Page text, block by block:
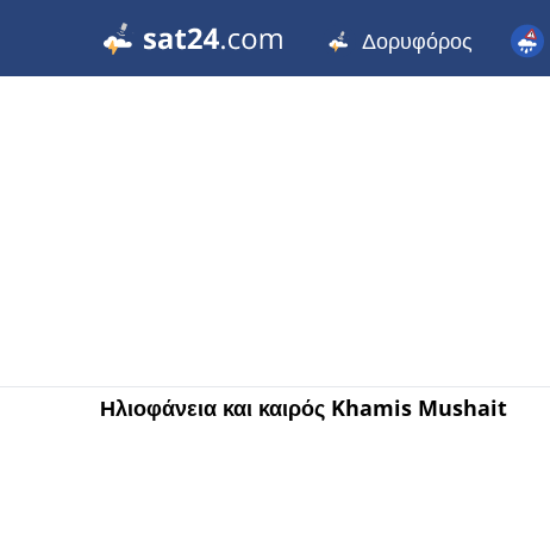
Δορυφόρος
Ηλιοφάνεια και καιρός Khamis Mushait